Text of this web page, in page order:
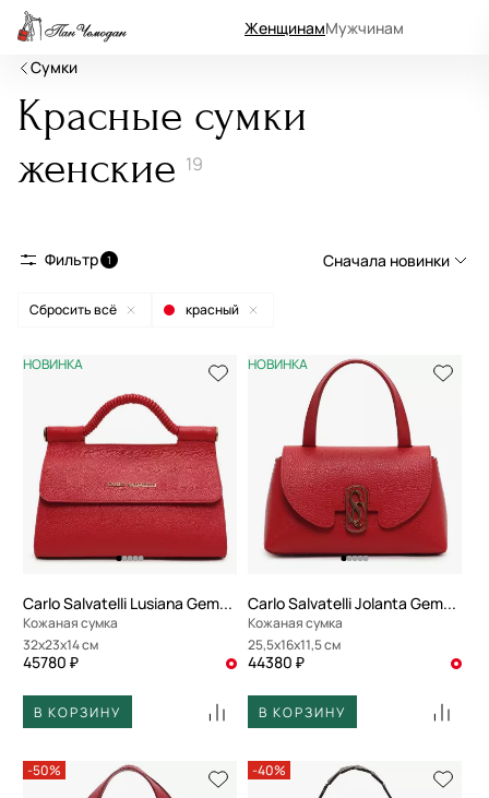
ЖенщинамМужчинам
Сумки
Красные сумки
женские 19
Фильтр 1 Сначала новинки
Сначала популярные
По возрастанию цены
По убыванию цены
По размеру скидки
По скорости доставки
Сбросить всё красный
НОВИНКА
Carlo Salvatelli Lusiana Gemma
Кожаная сумка
32x23x14 см
45780 ₽
В КОРЗИНУ
НОВИНКА
Carlo Salvatelli Jolanta Gemma
Кожаная сумка
25,5x16x11,5 см
44380 ₽
В КОРЗИНУ
-50% -40%